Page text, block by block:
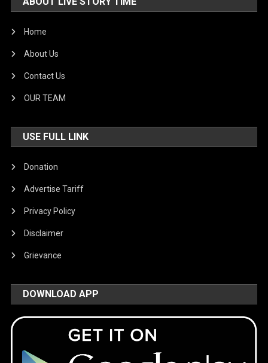
Home
About Us
Contact Us
OUR TEAM
USE FULL LINK
Donation
Advertise Tariff
Privacy Policy
Disclaimer
Grievance
DOWNLOAD APP